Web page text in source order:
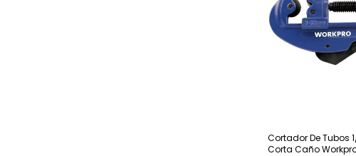
Cortador De Tubos
Corta Caño